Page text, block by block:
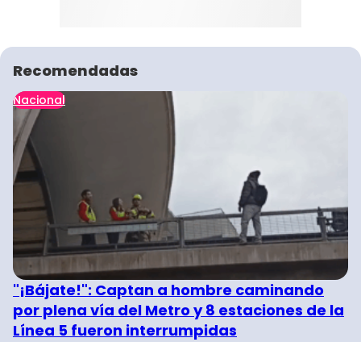
Recomendadas
Nacional
"¡Bájate!": Captan a hombre caminando
por plena vía del Metro y 8 estaciones de la
Línea 5 fueron interrumpidas